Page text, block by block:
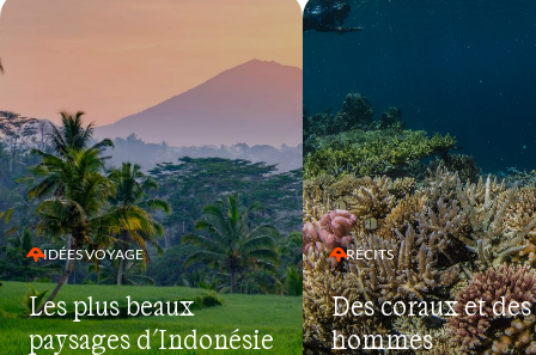
IDÉES VOYAGE
Les plus beaux
paysages d'Indonésie
RÉCITS
Des coraux et des
hommes